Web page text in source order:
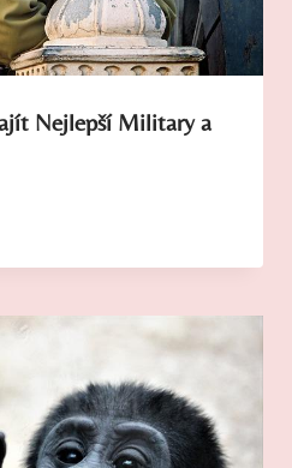
Nejlepší Military a